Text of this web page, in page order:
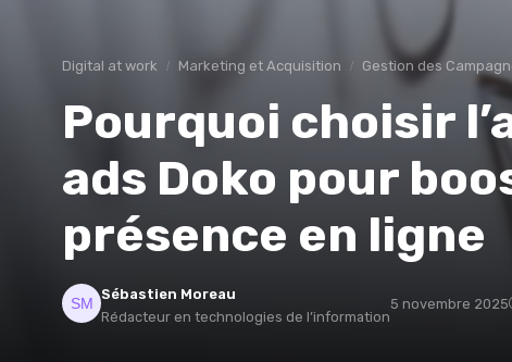
Digital at work Marketing et Acquisition Gestion des
Pourquoi choisir
ads Doko pour
présence en ligne
Sébastien Moreau
Rédacteur en technologies de l’information
5 novembre 2025